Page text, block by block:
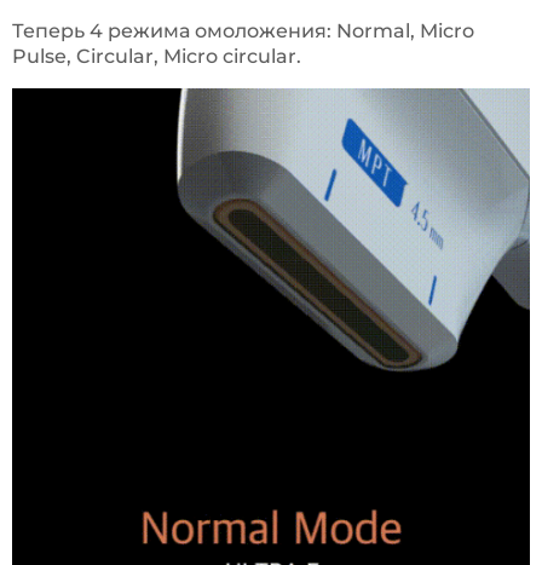
Теперь 4 режима омоложения: Normal, Micro
Pulse, Circular, Micro circular.